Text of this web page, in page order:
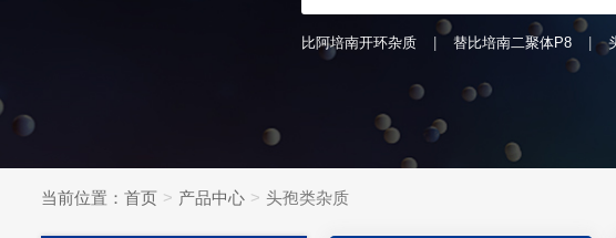
比阿培南开环杂质 替比培南二聚体P8
当前位置： 首页 产品中心 头孢类杂质